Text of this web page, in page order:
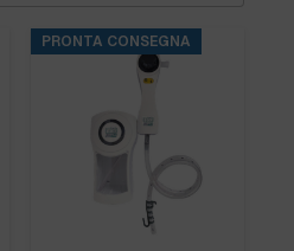
PRONTA CONSEGNA